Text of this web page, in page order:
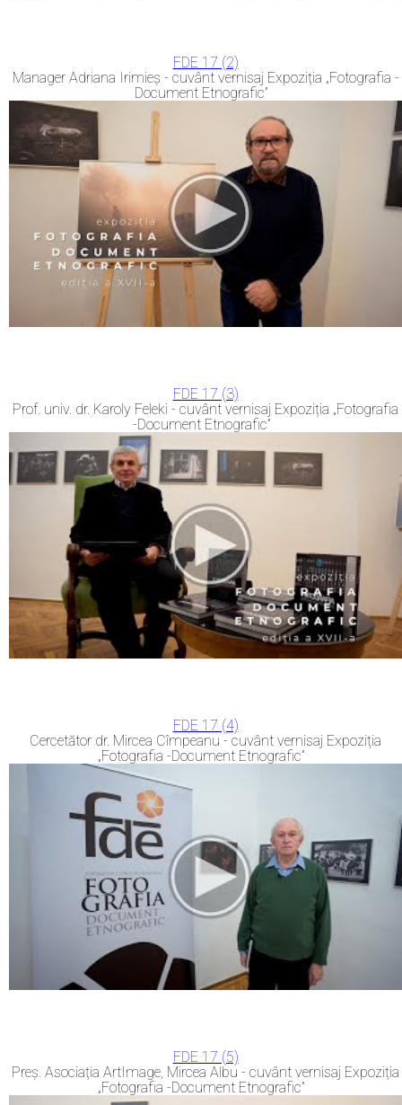
FDE 17 (2)
Manager Adriana Irimieș - cuvânt vernisaj Expoziția „Fotografia -
Document Etnografic”
FDE 17 (3)
Prof. univ. dr. Karoly Feleki - cuvânt vernisaj Expoziția „Fotografia
-Document Etnografic”
FDE 17 (4)
Cercetător dr. Mircea Cîmpeanu - cuvânt vernisaj Expoziția
„Fotografia -Document Etnografic”
FDE 17 (5)
Preș. Asociația ArtImage, Mircea Albu - cuvânt vernisaj Expoziția
„Fotografia -Document Etnografic”